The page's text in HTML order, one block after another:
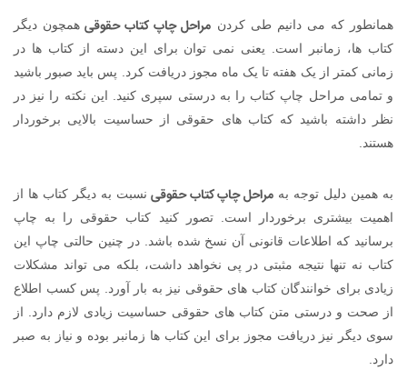
همانطور که می دانیم طی کردن مراحل چاپ کتاب حقوقی همچون دیگر
کتاب ها، زمانبر است. یعنی نمی توان برای این دسته از کتاب ها در
زمانی کمتر از یک هفته تا یک ماه مجوز دریافت کرد. پس باید صبور باشید
و تمامی مراحل چاپ کتاب را به درستی سپری کنید. این نکته را نیز در
نظر داشته باشید که کتاب های حقوقی از حساسیت بالایی برخوردار
هستند.
به همین دلیل توجه به مراحل چاپ کتاب حقوقی نسبت به دیگر کتاب ها از
اهمیت بیشتری برخوردار است. تصور کنید کتاب حقوقی را به چاپ
برسانید که اطلاعات قانونی آن نسخ شده باشد. در چنین حالتی چاپ این
کتاب نه تنها نتیجه مثبتی در پی نخواهد داشت، بلکه می تواند مشکلات
زیادی برای خوانندگان کتاب های حقوقی نیز به بار آورد. پس کسب اطلاع
از صحت و درستی متن کتاب های حقوقی حساسیت زیادی لازم دارد. از
سوی دیگر نیز دریافت مجوز برای این کتاب ها زمانبر بوده و نیاز به صبر
دارد.